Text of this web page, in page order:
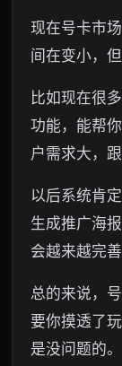
现在号卡市
间在变小，
比如现在很
功能，能帮
户需求大，
以后系统肯
生成推广海
会越来越完善
总的来说，
要你摸透了
是没问题的。